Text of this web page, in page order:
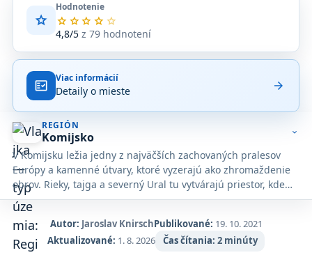
star
Hodnotenie
star star star star star
4,8/5z 79 hodnotení
Priemerné
hodnotenie
z
na
základe
79
hodnotení
na
Google
Maps.
fact_check Viac informácií
Detaily o mieste arrow_forward
REGIÓN
Komijsko
V Komijsku ležia jedny z najväčších zachovaných pralesov
Európy a kamenné útvary, ktoré vyzerajú ako zhromaždenie
obrov. Rieky, tajga a severný Ural tu vytvárajú priestor, kde
mapa prestáva byť praktická.
expand_more
Autor: Jaroslav KnirschPublikované: 19. 10. 2021
Aktualizované: 1. 8. 2026 Čas čítania: 2 minúty